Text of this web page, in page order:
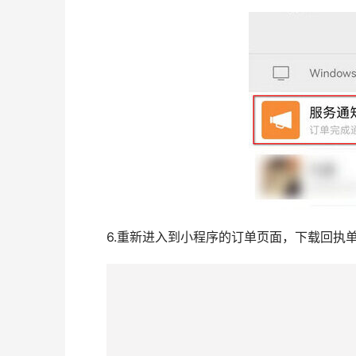
4.填写申请人相关信息，并提交订单，支付